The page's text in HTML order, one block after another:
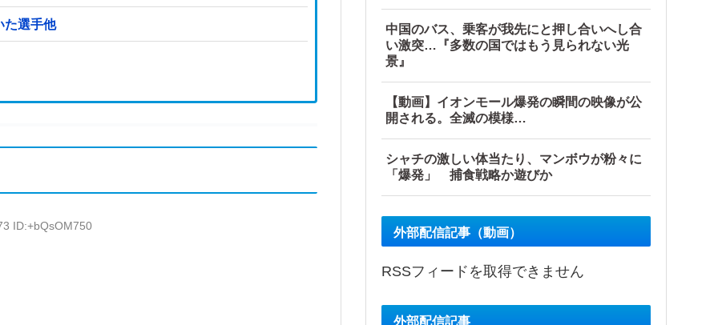
ついた選手他
ID:+bQsOM750
中国のバス、乗客が我先にと押し合いへし合
い激突…『多数の国ではもう見られない光
景』
【動画】イオンモール爆発の瞬間の映像が公
開される。全滅の模様…
シャチの激しい体当たり、マンボウが粉々に
「爆発」 捕食戦略か遊びか
外部配信記事（動画）
RSSフィードを取得できません
外部配信記事